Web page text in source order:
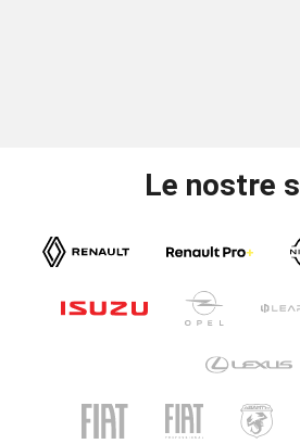
Le nostre